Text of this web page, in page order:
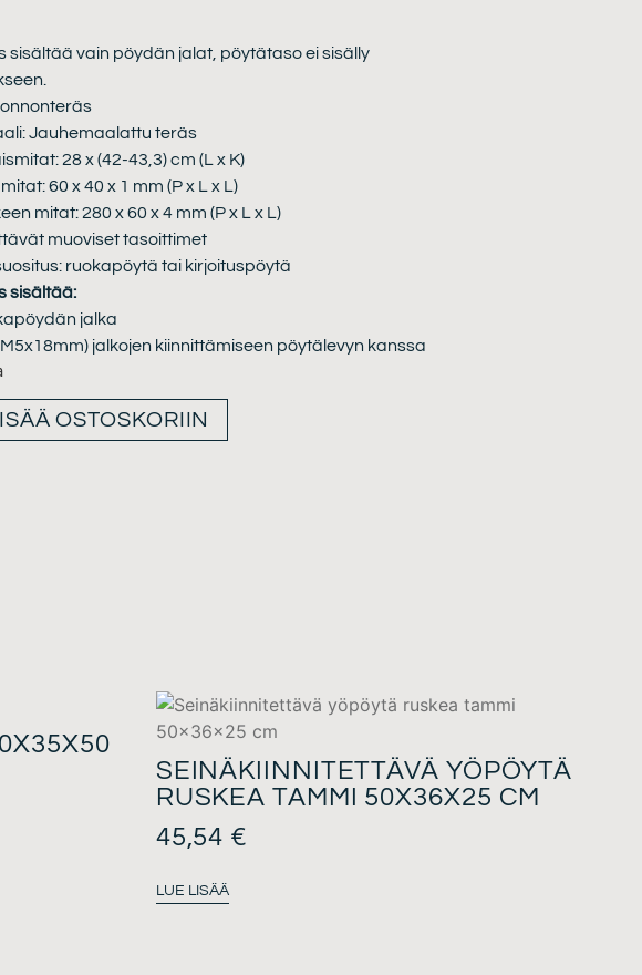
sisältää vain pöydän jalat, pöytätaso ei sisälly
Jauhemaalattu teräs
28 x (42-43,3) cm (L x K)
60 x 40 x 1 mm (P x L x L)
mitat: 280 x 60 x 4 mm (P x L x L)
muoviset tasoittimet
ruokapöytä tai kirjoituspöytä
sisältää:
jalka
jalkojen kiinnittämiseen pöytälevyn kanssa
OSTOSKORIIN
SEINÄKIINNITETTÄVÄ YÖPÖYTÄ
RUSKEA TAMMI 50X36X25 CM
45,54 €
LUE LISÄÄ